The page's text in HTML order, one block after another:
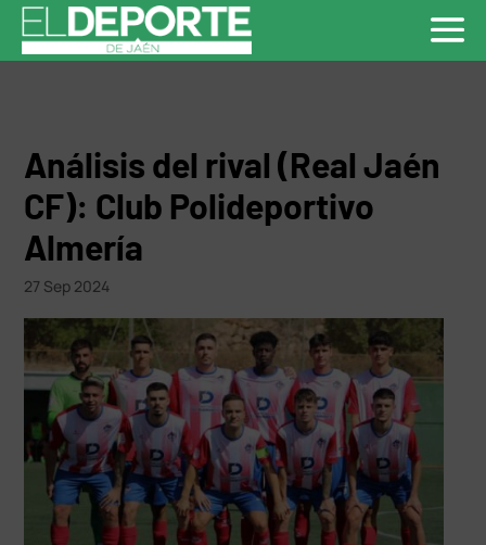
Análisis del rival (Real Jaén
CF): Club Polideportivo
Almería
27 Sep 2024